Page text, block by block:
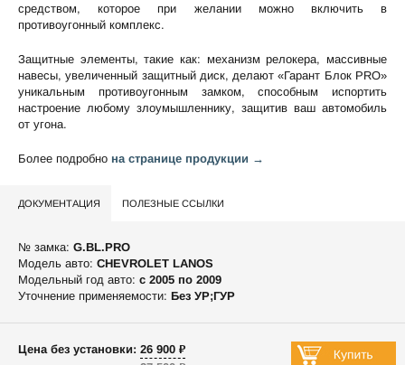
средством, которое при желании можно включить в
противоугонный комплекс.
Защитные элементы, такие как: механизм релокера, массивные
навесы, увеличенный защитный диск, делают «Гарант Блок PRO»
уникальным противоугонным замком, способным испортить
настроение любому злоумышленнику, защитив ваш автомобиль
от угона.
Более подробно на странице продукции →
ДОКУМЕНТАЦИЯ ПОЛЕЗНЫЕ ССЫЛКИ
№ замка: G.BL.PRO
Модель авто: CHEVROLET LANOS
Модельный год авто: c 2005 по 2009
Уточнение применяемости: Без УР;ГУР
Цена без установки: 26 900 ₽